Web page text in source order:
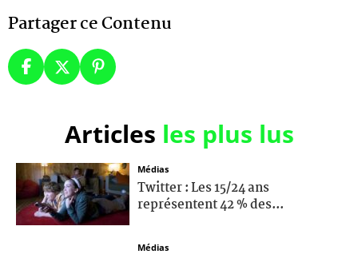
Partager ce Contenu
Articles les plus lus
Médias
Twitter : Les 15/24 ans
représentent 42 % des...
Médias